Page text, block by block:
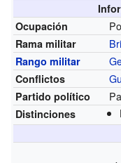
Ocupación
Rama militar
Rango militar
Conflictos
Partido político
Distinciones